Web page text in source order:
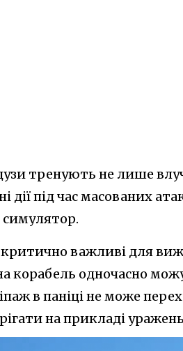
тренують не лише
дії під час масованих
критично важливі для
корабель одночасно
в паніці не може
на прикладі